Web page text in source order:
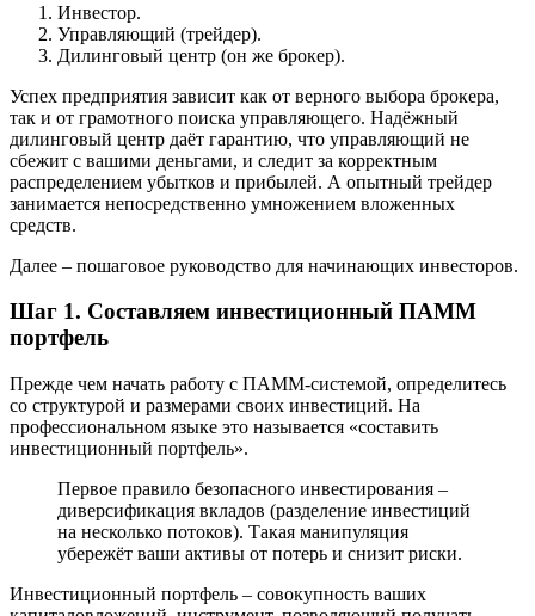
Инвестор.
Управляющий (трейдер).
Дилинговый центр (он же брокер).
Успех предприятия зависит как от верного выбора брокера,
так и от грамотного поиска управляющего. Надёжный
дилинговый центр даёт гарантию, что управляющий не
сбежит с вашими деньгами, и следит за корректным
распределением убытков и прибылей. А опытный трейдер
занимается непосредственно умножением вложенных
средств.
Далее – пошаговое руководство для начинающих инвесторов.
Шаг 1. Составляем инвестиционный ПАММ
портфель
Прежде чем начать работу с ПАММ-системой, определитесь
со структурой и размерами своих инвестиций. На
профессиональном языке это называется «составить
инвестиционный портфель».
Первое правило безопасного инвестирования –
диверсификация вкладов (разделение инвестиций
на несколько потоков). Такая манипуляция
убережёт ваши активы от потерь и снизит риски.
Инвестиционный портфель – совокупность ваших